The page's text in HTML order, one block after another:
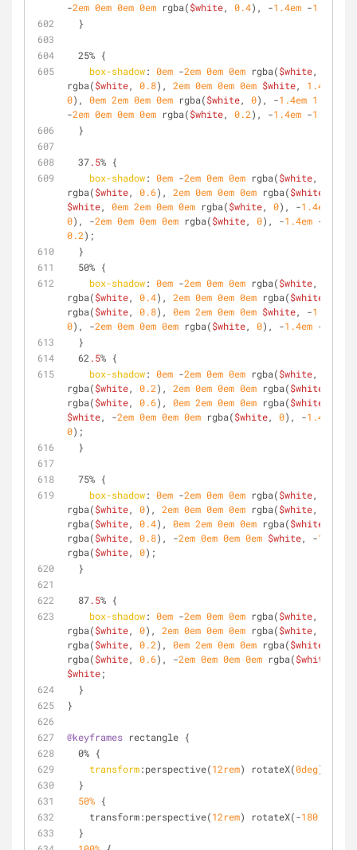
-2em 0em 0em 0em rgba($white, 0.4), -1.4em -1.4em
  }
  25% {
box-shadow: 0em -2em 0em 0em rgba($white,
rgba($white, 0.8), 2em 0em 0em 0em $white, 1.4em
0), 0em 2em 0em 0em rgba($white, 0), -1.4em 1.4em
-2em 0em 0em 0em rgba($white, 0.2), -1.4em -1.4em
  }
  37
.5% {
box-shadow: 0em -2em 0em 0em rgba($white,
rgba($white, 0.6), 2em 0em 0em 0em rgba($white
$white, 0em 2em 0em 0em rgba($white, 0), -1.4em
0), -2em 0em 0em 0em rgba($white, 0), -1.4em -
0.2);
  }
  50% {
box-shadow: 0em -2em 0em 0em rgba($white,
rgba($white, 0.4), 2em 0em 0em 0em rgba($white
rgba($white, 0.8), 0em 2em 0em 0em $white, -1.4em
0), -2em 0em 0em 0em rgba($white, 0), -1.4em -
  }
  62
.5% {
box-shadow: 0em -2em 0em 0em rgba($white,
rgba($white, 0.2), 2em 0em 0em 0em rgba($white
rgba($white, 0.6), 0em 2em 0em 0em rgba($white
$white, -2em 0em 0em 0em rgba($white, 0), -1.4em
0);
  }
  75% {
box-shadow: 0em -2em 0em 0em rgba($white,
rgba($white, 0), 2em 0em 0em 0em rgba($white,
rgba($white, 0.4), 0em 2em 0em 0em rgba($white
rgba($white, 0.8), -2em 0em 0em 0em $white, -1.4em
rgba($white, 0);
  }
  87
.5% {
box-shadow: 0em -2em 0em 0em rgba($white,
rgba($white, 0), 2em 0em 0em 0em rgba($white,
rgba($white, 0.2), 0em 2em 0em 0em rgba($white
rgba($white, 0.6), -2em 0em 0em 0em rgba($white
$white;
  }
}
@keyframes rectangle {
  0% {
transform:perspective(12rem) rotateX(0deg)
  }
50% {
    transform:perspective(
12rem) rotateX(-180.1deg
  }